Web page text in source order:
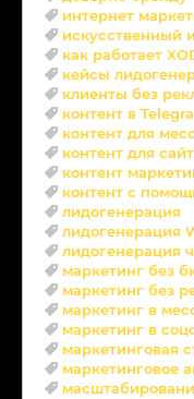
интернет
искусственный
как работает
кейсы
клиенты без
контент в
контент для
контент для
контент
контент с
лидогенерация
лидогенерация
лидогенерация
маркетинг без
маркетинг без
маркетинг в
маркетинг в
маркетинговая
маркетинговое